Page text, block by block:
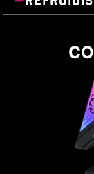
Cette
phases